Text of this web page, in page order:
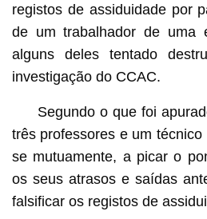
registos de assiduidade por
de um trabalhador de uma
alguns deles tentado
investigação do CCAC.
Segundo o que foi
três professores e um
se mutuamente, a picar o
os seus atrasos e saídas
falsificar os registos de